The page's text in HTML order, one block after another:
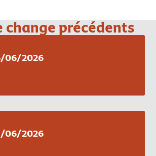
change précédents
06/2026
06/2026